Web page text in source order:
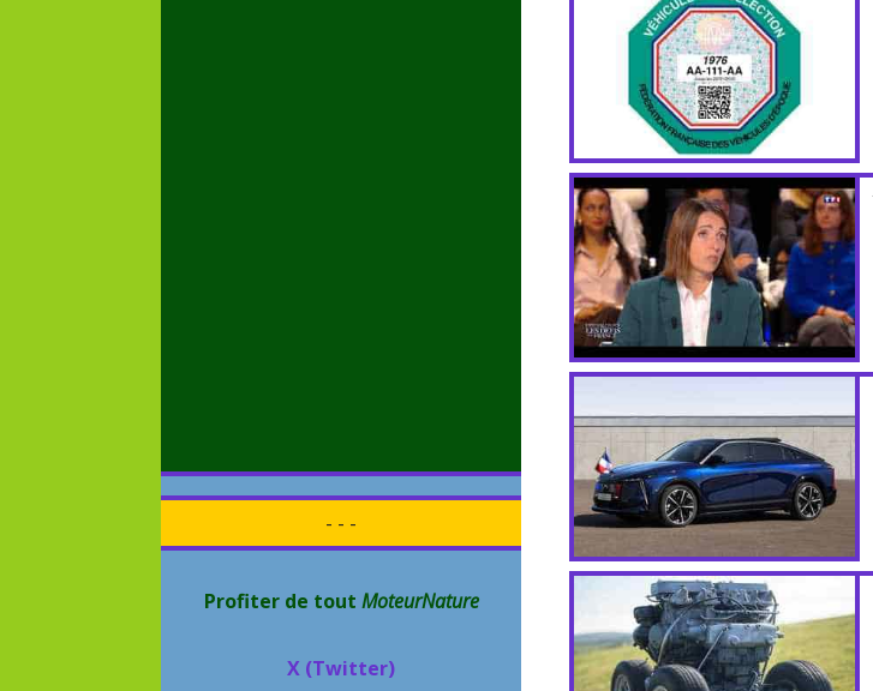
- - -
Profiter de tout MoteurNature
X (Twitter)